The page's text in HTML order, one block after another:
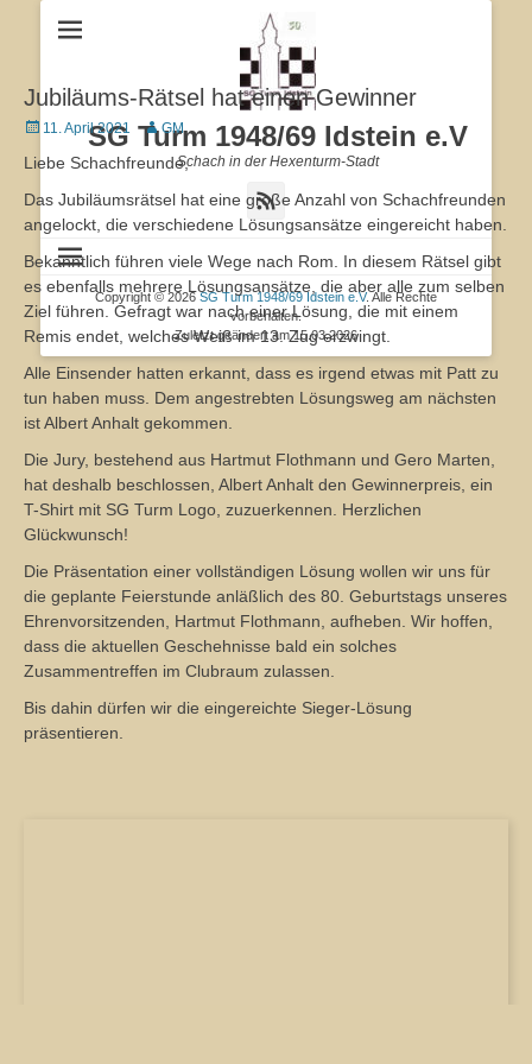
SG Turm 1948/69 Idstein e.V
Schach in der Hexenturm-Stadt
Feed
Jubiläums-Rätsel hat einen Gewinner
Veröffentlicht
11. April 2021 Autor
GM
Liebe Schachfreunde,
Das Jubiläumsrätsel hat eine große Anzahl von Schachfreunden
angelockt, die verschiedene Lösungsansätze eingereicht haben.
Bekanntlich führen viele Wege nach Rom. In diesem Rätsel gibt
es ebenfalls mehrere Lösungsansätze, die aber alle zum selben
Ziel führen. Gefragt war nach einer Lösung, die mit einem
Remis endet, welches Weiß im 13. Zug erzwingt.
Alle Einsender hatten erkannt, dass es irgend etwas mit Patt zu
tun haben muss. Dem angestrebten Lösungsweg am nächsten
ist Albert Anhalt gekommen.
Die Jury, bestehend aus Hartmut Flothmann und Gero Marten,
hat deshalb beschlossen, Albert Anhalt den Gewinnerpreis, ein
T-Shirt mit SG Turm Logo, zuzuerkennen. Herzlichen
Glückwunsch!
Die Präsentation einer vollständigen Lösung wollen wir uns für
die geplante Feierstunde anläßlich des 80. Geburtstags unseres
Ehrenvorsitzenden, Hartmut Flothmann, aufheben. Wir hoffen,
dass die aktuellen Geschehnisse bald ein solches
Zusammentreffen im Clubraum zulassen.
Bis dahin dürfen wir die eingereichte Sieger-Lösung
präsentieren.
Copyright © 2026SG Turm 1948/69 Idstein e.V. Alle Rechte
vorbehalten.
Zuletzt geändert am 15.03.2026